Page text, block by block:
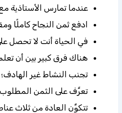
عندما تمارس الأستاذية
ادفع ثمن النجاح كاملًا
في الحياة أنت لا تحصل
هناك فرق كبير بين أن
تجنب النشاط غير
تعرَّف على الثمن
تتكوَّن العادة من ثلاث